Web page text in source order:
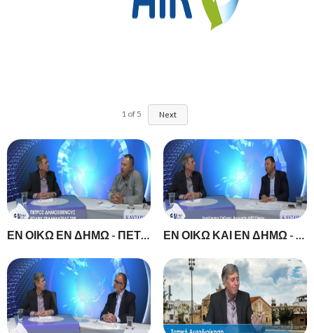
1 of5 Next
ΕΝ ΟΙΚΩ ΕΝ ΔΗΜΩ - ΠΕΤΡΟΣ ΔΗΜΟΣΘΕΝΟΥΣ ΕΠΑΡΧ.ΓΡΑΜΜΑΤΕΑΣ ΣΕΚ - ΕΡΓΑΣΙΑΚΑ ΕΝ ΟΙΚΩ ΚΑΙ ΕΝ ΔΗΜΩ - Χαράλαμπος Πάζαρος, Βουλευτής ΔΗΣΥ Πάφου.